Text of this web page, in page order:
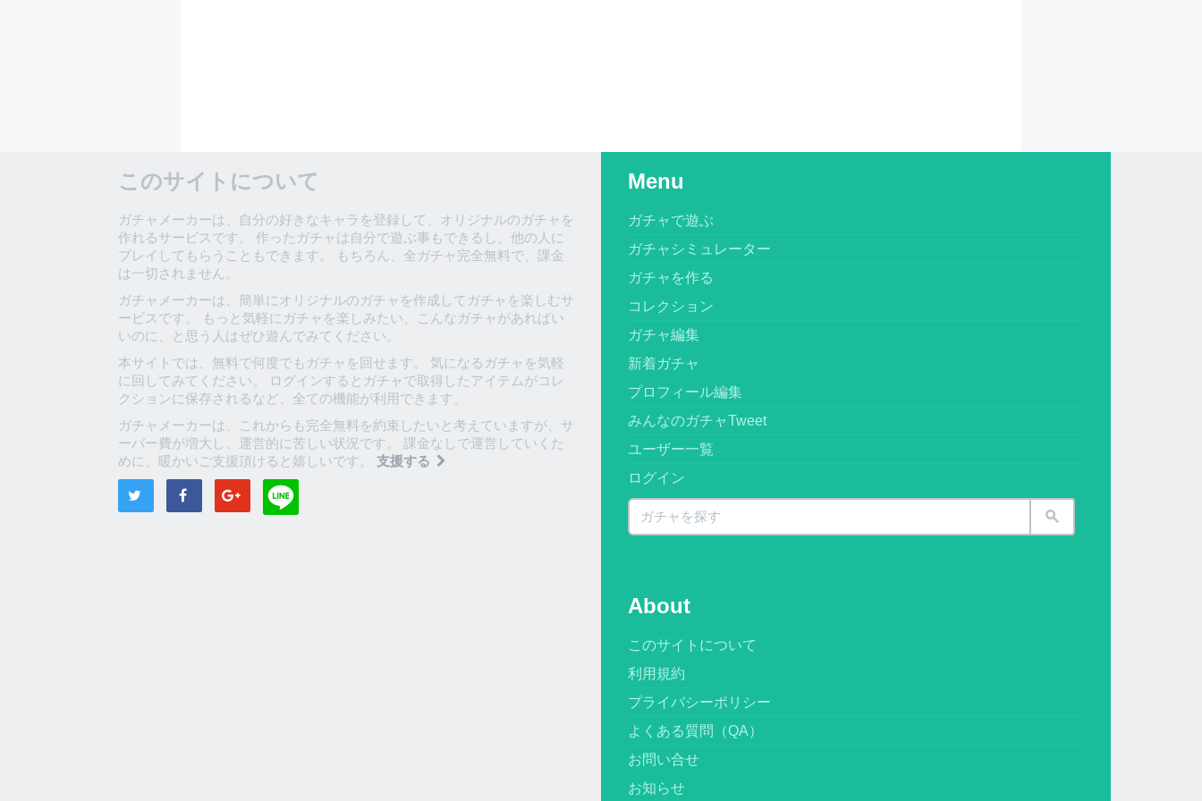
このサイトについて
ガチャメーカーは、自分の好きなキャラを登録して、オリジナルのガチャを
作れるサービスです。 作ったガチャは自分で遊ぶ事もできるし、他の人に
プレイしてもらうこともできます。 もちろん、全ガチャ完全無料で、課金
は一切されません。
ガチャメーカーは、簡単にオリジナルのガチャを作成してガチャを楽しむサ
ービスです。 もっと気軽にガチャを楽しみたい、こんなガチャがあればい
いのに、と思う人はぜひ遊んでみてください。
本サイトでは、無料で何度でもガチャを回せます。 気になるガチャを気軽
に回してみてください。 ログインするとガチャで取得したアイテムがコレ
クションに保存されるなど、全ての機能が利用できます。
ガチャメーカーは、これからも完全無料を約束したいと考えていますが、サ
ーバー費が増大し、運営的に苦しい状況です。 課金なしで運営していくた
めに、暖かいご支援頂けると嬉しいです。 支援する
Menu
ガチャで遊ぶ
ガチャシミュレーター
ガチャを作る
コレクション
ガチャ編集
新着ガチャ
プロフィール編集
みんなのガチャTweet
ユーザー一覧
ログイン
About
このサイトについて
利用規約
プライバシーポリシー
よくある質問（QA）
お問い合せ
お知らせ